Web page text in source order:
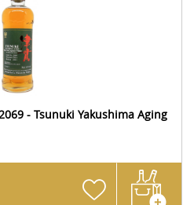
- Tsunuki Yakushima Aging